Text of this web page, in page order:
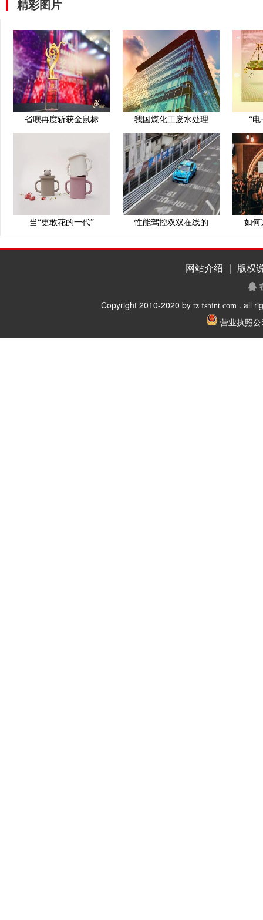
精彩图片
省呗再度斩获金鼠标 我国煤化工废水处理 “电
当“更敢花的一代” 性能驾控双双在线的 如何
网站介绍 ｜ 版权
Copyright 2010-2020 by tz.fsbint.com. all
营业执照